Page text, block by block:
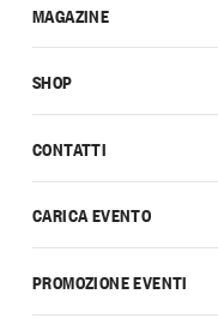
CONTATTI
CARICA EVENTO
PROMOZIONE EVENTI
MAGAZINE
SHOP